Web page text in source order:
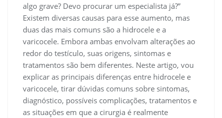
algo grave? Devo procurar um especialista já?”
Existem diversas causas para esse aumento, mas
duas das mais comuns são a hidrocele e a
varicocele. Embora ambas envolvam alterações ao
redor do testículo, suas origens, sintomas e
tratamentos são bem diferentes. Neste artigo, vou
explicar as principais diferenças entre hidrocele e
varicocele, tirar dúvidas comuns sobre sintomas,
diagnóstico, possíveis complicações, tratamentos e
as situações em que a cirurgia é realmente